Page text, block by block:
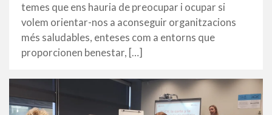
temes que ens hauria de preocupar i ocupar si
volem orientar-nos a aconseguir organitzacions
més saludables, enteses com a entorns que
proporcionen benestar, […]